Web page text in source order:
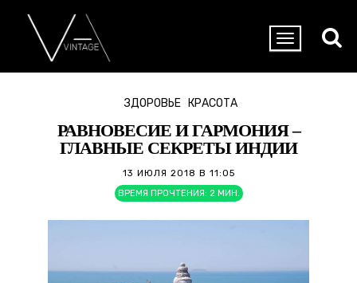
ЗДОРОВЬЕ КРАСОТА
РАВНОВЕСИЕ И ГАРМОНИЯ –
ГЛАВНЫЕ СЕКРЕТЫ ИНДИИ
13 ИЮЛЯ 2018 В 11:05
ВРЕМЯ ПРОЧТЕНИЯ: 2 МИН.